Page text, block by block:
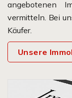
angebotenen
vermitteln. Bei
Käufer.
Unsere